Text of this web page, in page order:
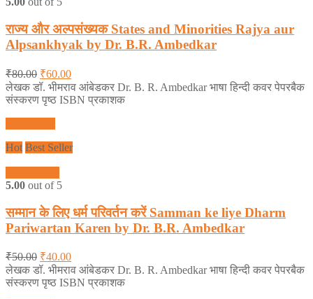
राज्य और अल्पसंख्यक States and Minorities Rajya aur
Alpsankhyak by Dr. B.R. Ambedkar
₹80.00 ₹60.00
लेखक डॉ. भीमराव आंबेडकर Dr. B. R. Ambedkar भाषा हिन्दी कवर पेपरबैक
संस्करण पृष्ठ ISBN प्रकाशक
Hot Best Seller
5.00 out of 5
सम्मान के लिए धर्म परिवर्तन करें Samman ke liye Dharm
Pariwartan Karen by Dr. B.R. Ambedkar
₹50.00 ₹40.00
लेखक डॉ. भीमराव आंबेडकर Dr. B. R. Ambedkar भाषा हिन्दी कवर पेपरबैक
संस्करण पृष्ठ ISBN प्रकाशक